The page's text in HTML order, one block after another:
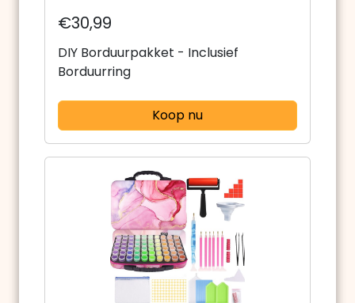
€30,99
DIY Borduurpakket - Inclusief
Borduurring
Koop nu